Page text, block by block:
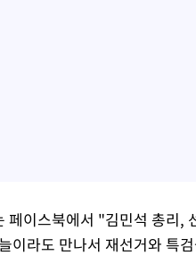
페이스북에서 "김민석 총리,
이라도 만나서 재선거와 특